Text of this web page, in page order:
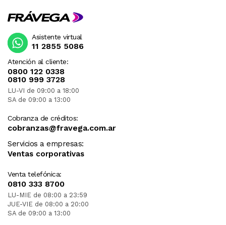
Atención al cliente:
0800 122 0338
0810 999 3728
LU-VI de 09:00 a 18:00
SA de 09:00 a 13:00
Cobranza de créditos:
cobranzas@fravega.com.ar
Servicios a empresas:
Ventas corporativas
Venta telefónica:
0810 333 8700
LU-MIE de 08:00 a 23:59
JUE-VIE de 08:00 a 20:00
SA de 09:00 a 13:00
Asistente virtual
11 2855 5086